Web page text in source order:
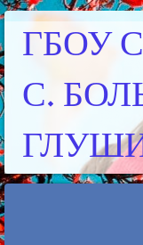
ГБОУ
С.